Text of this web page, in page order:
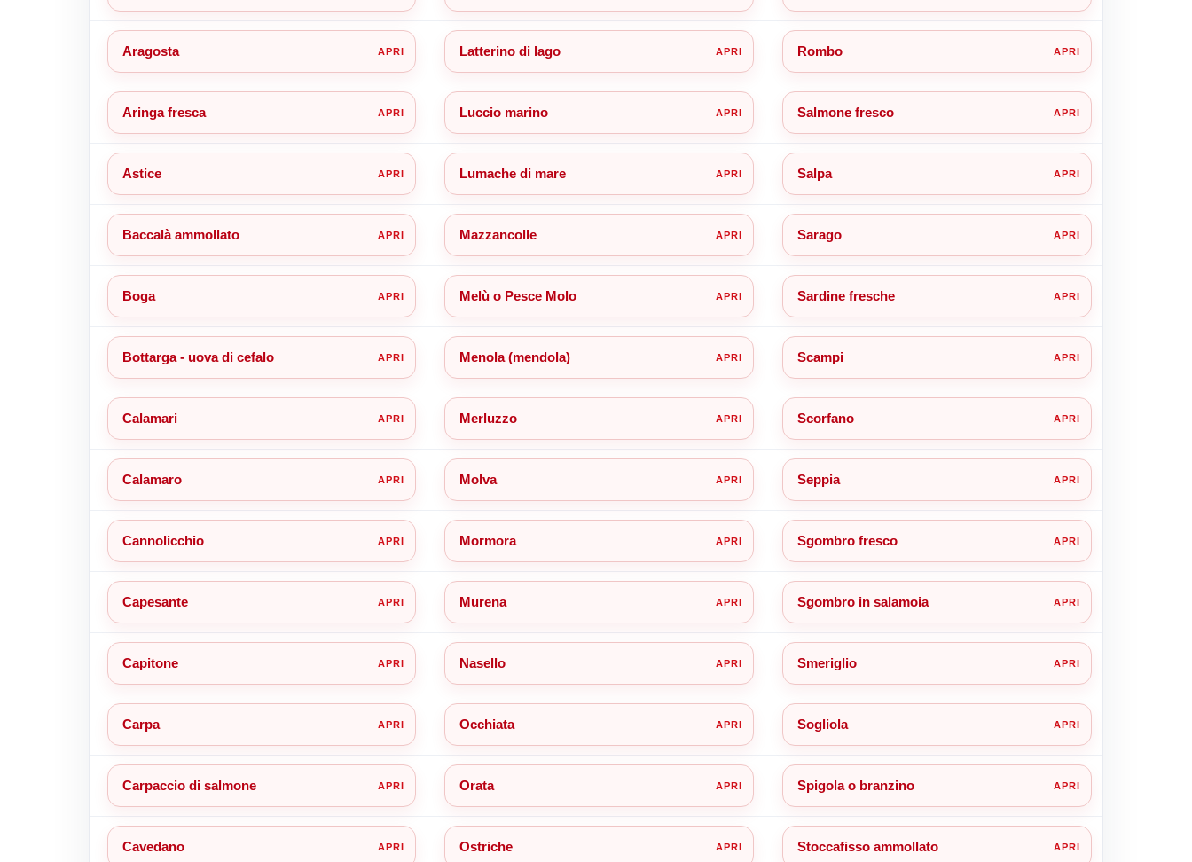
Aragosta Latterino di lago Rombo
Aringa fresca Luccio marino Salmone fresco
Astice Lumache di mare Salpa
Baccalà ammollato Mazzancolle Sarago
Boga Melù o Pesce Molo Sardine fresche
Bottarga - uova di cefalo Menola (mendola) Scampi
Calamari Merluzzo Scorfano
Calamaro Molva Seppia
Cannolicchio Mormora Sgombro fresco
Capesante Murena Sgombro in salamoia
Capitone Nasello Smeriglio
Carpa Occhiata Sogliola
Carpaccio di salmone Orata Spigola o branzino
Cavedano Ostriche Stoccafisso ammollato